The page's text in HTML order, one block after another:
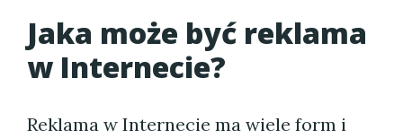
Jaka może być reklama
w Internecie?
Reklama w Internecie ma wiele form i